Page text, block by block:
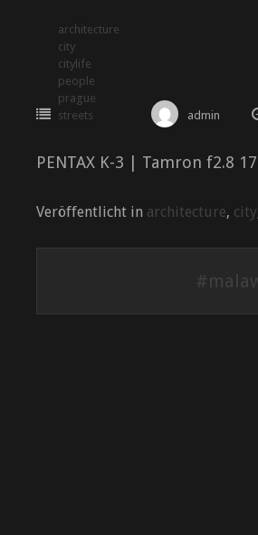
architecture
city
citylife
people
prague
streets
admin
PENTAX K-3 | Tamron f2.8
Veröffentlicht in architecture, city
Navigation